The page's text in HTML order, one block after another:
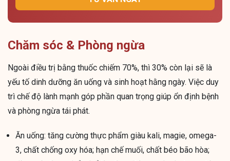
Chăm sóc & Phòng ngừa
Ngoài điều trị bằng thuốc chiếm 70%, thì 30% còn lại sẽ là
yếu tố dinh dưỡng ăn uống và sinh hoạt hằng ngày. Việc duy
trì chế độ lành mạnh góp phần quan trọng giúp ổn định bệnh
và phòng ngừa tái phát.
Ăn uống: tăng cường thực phẩm giàu kali, magie, omega-
3, chất chống oxy hóa; hạn chế muối, chất béo bão hòa;